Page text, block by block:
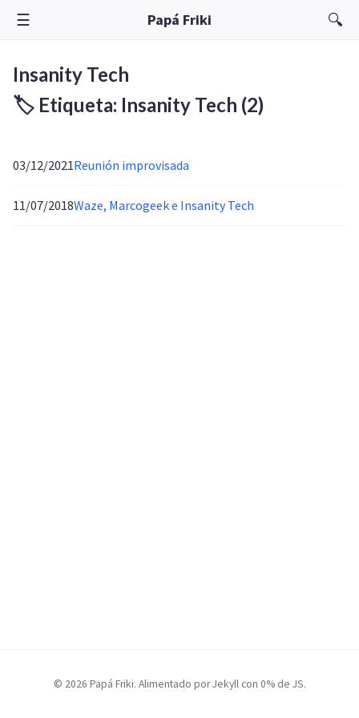
☰ Papá Friki 🔍
Insanity Tech
🏷️ Etiqueta: Insanity Tech (2)
03/12/2021Reunión improvisada
11/07/2018Waze, Marcogeek e Insanity Tech
© 2026 Papá Friki. Alimentado por Jekyll con 0% de JS.